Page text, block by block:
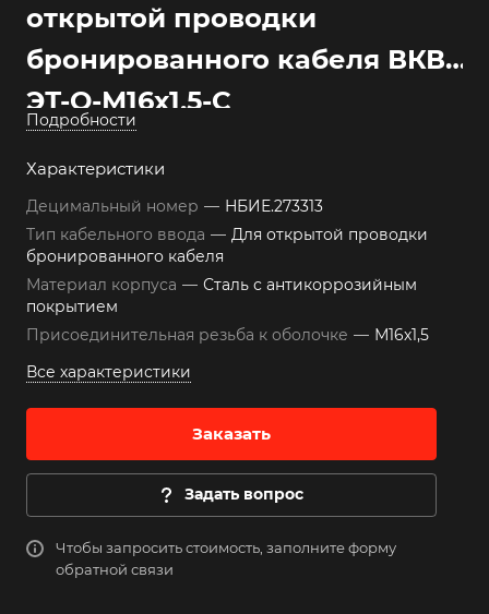
открытой проводки
бронированного кабеля ВКВ-
ЭТ-О-М16х1,5-С
Подробности
Характеристики
Децимальный номер — НБИЕ.273313
Тип кабельного ввода — Для открытой проводки
бронированного кабеля
Материал корпуса — Сталь с антикоррозийным
покрытием
Присоединительная резьба к оболочке — М16х1,5
Все характеристики
Заказать
Задать вопрос
Чтобы запросить стоимость, заполните форму
обратной связи